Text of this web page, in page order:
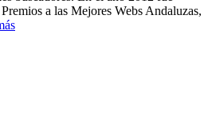
a las Mejores Webs Andaluzas,